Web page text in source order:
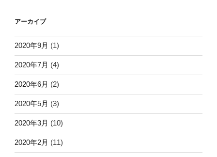
アーカイブ
2020年9月 (1)
2020年7月 (4)
2020年6月 (2)
2020年5月 (3)
2020年3月 (10)
2020年2月 (11)